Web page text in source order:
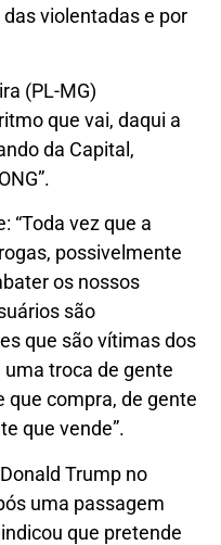
violentadas e por
(PL-MG)
que vai, daqui a
da Capital,
“Toda vez que a
possivelmente
os nossos
são
que são vítimas dos
troca de gente
que compra, de gente
que vende”.
Trump no
uma passagem
que pretende